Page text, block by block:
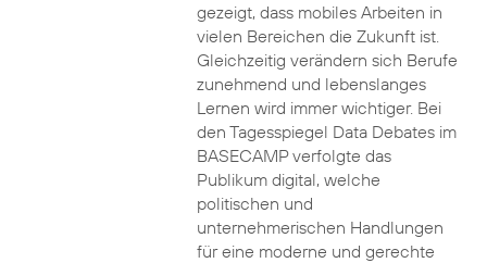
gezeigt, dass mobiles Arbeiten in
vielen Bereichen die Zukunft ist.
Gleichzeitig verändern sich Berufe
zunehmend und lebenslanges
Lernen wird immer wichtiger. Bei
den Tagesspiegel Data Debates im
BASECAMP verfolgte das
Publikum digital, welche
politischen und
unternehmerischen Handlungen
für eine moderne und gerechte